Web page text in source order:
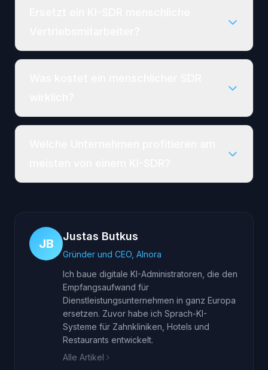
JB
Justas Butkus
Gründer und CEO, AInora
Ich baue digitale KI-Administratoren, die den
Empfangsaufwand für
Dienstleistungsunternehmen in ganz Europa
ersetzen. Zuvor habe ich Sprach-KI-
Systeme für Zahnkliniken, Hotels und
Restaurants entwickelt.
Alle Artikel